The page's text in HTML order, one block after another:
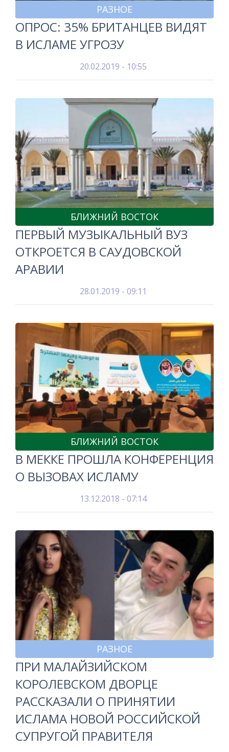
РАЗНОЕ
ОПРОС: 35% БРИТАНЦЕВ ВИДЯТ
В ИСЛАМЕ УГРОЗУ
20.02.2019 - 10:55
БЛИЖНИЙ ВОСТОК
ПЕРВЫЙ МУЗЫКАЛЬНЫЙ ВУЗ
ОТКРОЕТСЯ В САУДОВСКОЙ
АРАВИИ
28.01.2019 - 09:11
БЛИЖНИЙ ВОСТОК
В МЕККЕ ПРОШЛА КОНФЕРЕНЦИЯ
О ВЫЗОВАХ ИСЛАМУ
13.12.2018 - 07:14
РАЗНОЕ
ПРИ МАЛАЙЗИЙСКОМ
КОРОЛЕВСКОМ ДВОРЦЕ
РАССКАЗАЛИ О ПРИНЯТИИ
ИСЛАМА НОВОЙ РОССИЙСКОЙ
СУПРУГОЙ ПРАВИТЕЛЯ